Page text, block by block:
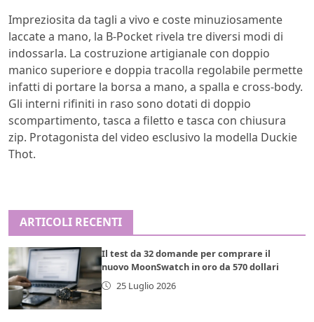
Impreziosita da tagli a vivo e coste minuziosamente
laccate a mano, la B-Pocket rivela tre diversi modi di
indossarla. La costruzione artigianale con doppio
manico superiore e doppia tracolla regolabile permette
infatti di portare la borsa a mano, a spalla e cross-body.
Gli interni rifiniti in raso sono dotati di doppio
scompartimento, tasca a filetto e tasca con chiusura
zip. Protagonista del video esclusivo la modella Duckie
Thot.
ARTICOLI RECENTI
Il test da 32 domande per comprare il
nuovo MoonSwatch in oro da 570 dollari
25 Luglio 2026